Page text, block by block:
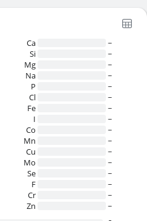
Ca
~
Si
~
Mg
~
Na
~
P
~
Cl
~
Fe
~
I
~
Co
~
Mn
~
Cu
~
Mo
~
Se
~
F
~
Cr
~
Zn
~